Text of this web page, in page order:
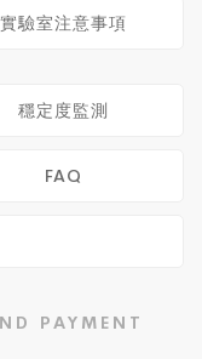
實驗室注意事項
穩定度監測
FAQ
PAYMENT